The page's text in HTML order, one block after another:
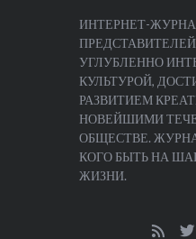
ИНТЕРНЕТ-
УГЛУБЛЕННО
КУЛЬТУРОЙ,
РАЗВИТИЕМ
НОВЕЙШИМИ
ОБЩЕСТВЕ.
КОГО БЫТЬ НА
ЖИЗНИ.